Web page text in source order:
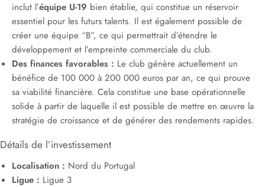
inclut l’équipe U-19 bien établie, qui constitue un réservoir
essentiel pour les futurs talents. Il est également possible de
créer une équipe “B”, ce qui permettrait d’étendre le
développement et l’empreinte commerciale du club.
Des finances favorables : Le club génère actuellement un
bénéfice de 100 000 à 200 000 euros par an, ce qui prouve
sa viabilité financière. Cela constitue une base opérationnelle
solide à partir de laquelle il est possible de mettre en œuvre la
stratégie de croissance et de générer des rendements rapides.
Détails de l’investissement
Localisation : Nord du Portugal
Ligue : Ligue 3